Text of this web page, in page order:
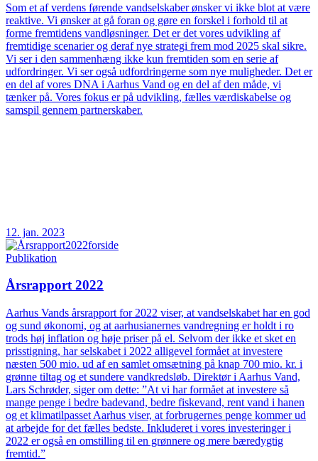
Som et af verdens førende vandselskaber ønsker vi ikke blot at være
reaktive. Vi ønsker at gå foran og gøre en forskel i forhold til at
forme fremtidens vandløsninger. Det er det vores udvikling af
fremtidige scenarier og deraf nye strategi frem mod 2025 skal sikre.
Vi ser i den sammenhæng ikke kun fremtiden som en serie af
udfordringer. Vi ser også udfordringerne som nye muligheder. Det er
en del af vores DNA i Aarhus Vand og en del af den måde, vi
tænker på. Vores fokus er på udvikling, fælles værdiskabelse og
samspil gennem partnerskaber.
12. jan. 2023
Publikation
Årsrapport 2022
Aarhus Vands årsrapport for 2022 viser, at vandselskabet har en god
og sund økonomi, og at aarhusianernes vandregning er holdt i ro
trods høj inflation og høje priser på el. Selvom der ikke et sket en
prisstigning, har selskabet i 2022 alligevel formået at investere
næsten 500 mio. ud af en samlet omsætning på knap 700 mio. kr. i
grønne tiltag og et sundere vandkredsløb. Direktør i Aarhus Vand,
Lars Schrøder, siger om dette: ”At vi har formået at investere så
mange penge i bedre badevand, bedre fiskevand, rent vand i hanen
og et klimatilpasset Aarhus viser, at forbrugernes penge kommer ud
at arbejde for det fælles bedste. Inkluderet i vores investeringer i
2022 er også en omstilling til en grønnere og mere bæredygtig
fremtid.”